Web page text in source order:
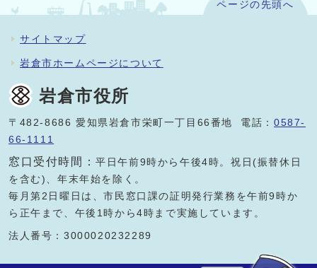
ページの先頭へ
サイトマップ
岩倉市ホームページについて
岩倉市役所
〒482-8686 愛知県岩倉市栄町一丁目66番地 電話：0587-
66-1111
窓口受付時間：平日午前9時から午後4時。祝日(振替休日
を含む)、年末年始を除く。
毎月第2日曜日は、市民窓口課の証明発行業務を午前9時か
ら正午まで、午後1時から4時まで実施しています。
法人番号：3000020232289